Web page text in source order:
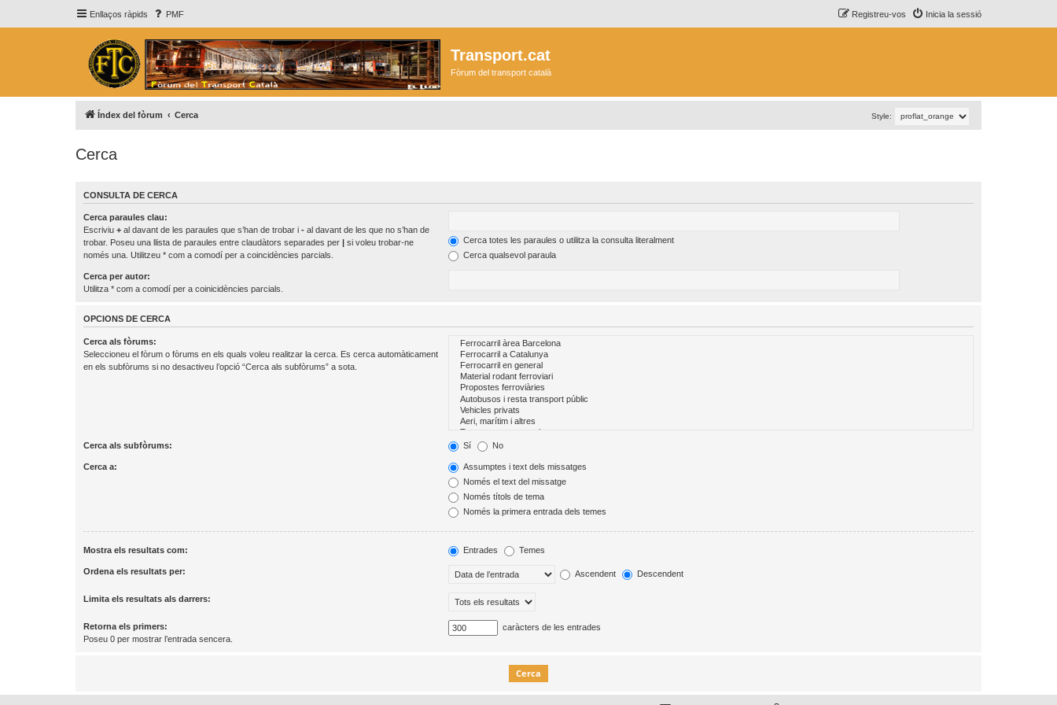
Enllaços ràpids PMF Inicia la sessió
Registreu-vos
Transport.cat
Fòrum del transport català
Índex del fòrum Cerca Style:
Cerca
CONSULTA DE CERCA
Cerca paraules clau:
Escriviu + al davant de les paraules que s’han de trobar i - al davant de les que no s’han de
trobar. Poseu una llista de paraules entre claudàtors separades per | si voleu trobar-ne
només una. Utilitzeu * com a comodí per a coincidències parcials.
Cerca totes les paraules o utilitza la consulta literalment
Cerca qualsevol paraula
Cerca per autor:
Utilitza * com a comodí per a coinicidències parcials.
OPCIONS DE CERCA
Cerca als fòrums:
Seleccioneu el fòrum o fòrums en els quals voleu realitzar la cerca. Es cerca automàticament
en els subfòrums si no desactiveu l’opció “Cerca als subfòrums” a sota.
Cerca als subfòrums: Sí No
Cerca a:
Assumptes i text dels missatges
Només el text del missatge
Només títols de tema
Només la primera entrada dels temes
Mostra els resultats com: Entrades Temes
Ordena els resultats per: Ascendent Descendent
Limita els resultats als darrers:
Retorna els primers:
Poseu 0 per mostrar l’entrada sencera.
caràcters de les entrades